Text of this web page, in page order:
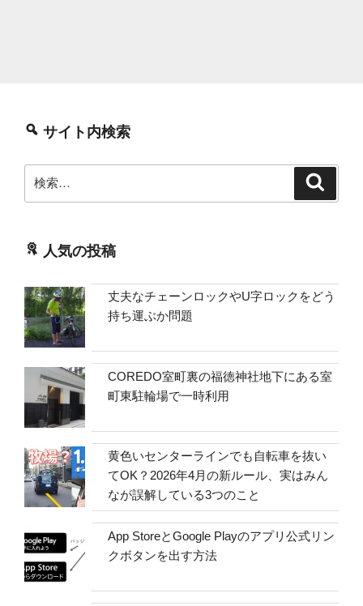
サイト内検索
索:
人気の投稿
丈夫なチェーンロックやU字ロックをどう
持ち運ぶか問題
COREDO室町裏の福徳神社地下にある室
町東駐輪場で一時利用
黄色いセンターラインでも自転車を抜い
てOK？2026年4月の新ルール、実はみん
なが誤解している3つのこと
App StoreとGoogle Playのアプリ公式リン
クボタンを出す方法